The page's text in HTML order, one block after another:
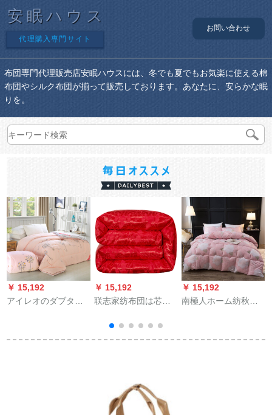
安眠ハウス
代理購入専門サイト
お問い合わせ
布団専門代理販売店安眠ハウスには、冬でも夏でもお気楽に使える棉
布団やシルク布団が揃って販売しております。あなたに、安らかな眠
りを。
￥ 15,192
アイレオのダブタイ
保温繊维は芯の优雅
￥ 15,192
联志家纺布団は芯に
せます。シルク羽根3
斤3 kg 8斤の绵布団は
￥ 15,192
南極人ホーム紡秋冬
形の貴族羽毛布団2.5